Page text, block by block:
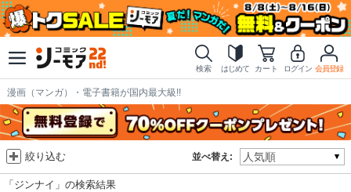
検索 はじめて カート ログイン 会員登録
漫画（マンガ）・電子書籍が国内最大級!!
並べ替え:
絞り込む
「ジンナイ」の検索結果